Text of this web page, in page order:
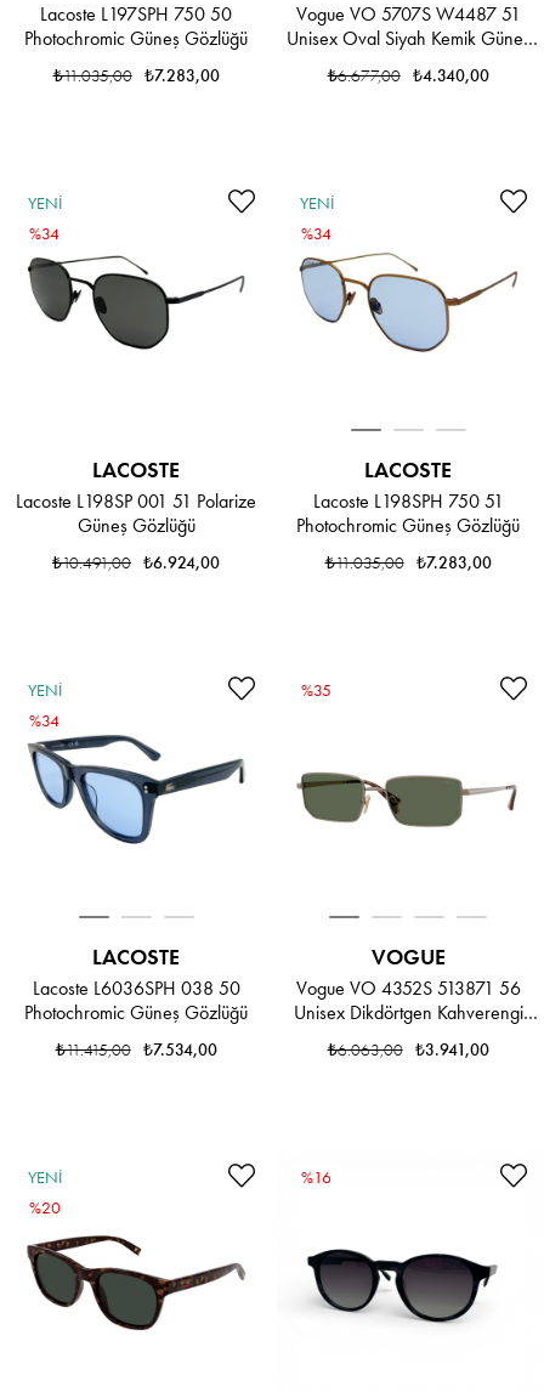
Lacoste L197SPH 750 50
Photochromic Güneş Gözlüğü
₺7.283,00
₺11.035,00
Vogue VO 5707S W4487 51
Unisex Oval Siyah Kemik Güneş
Gözlüğü₺4.340,00
₺6.677,00
LACOSTE
Lacoste L198SP 001 51 Polarize
Güneş Gözlüğü
₺6.924,00
₺10.491,00
%34
YENI
ÜRÜN
LACOSTE
Lacoste L198SPH 750 51
Photochromic Güneş Gözlüğü
₺7.283,00
₺11.035,00
%34
YENI
ÜRÜN
LACOSTE
Lacoste L6036SPH 038 50
Photochromic Güneş Gözlüğü
₺7.534,00
₺11.415,00
%34
YENI
ÜRÜN
VOGUE
Vogue VO 4352S 513871 56
Unisex Dikdörtgen Kahverengi
Metal Güneş Gözlüğü
₺3.941,00
₺6.063,00
%35
%20
YENI
ÜRÜN
%16